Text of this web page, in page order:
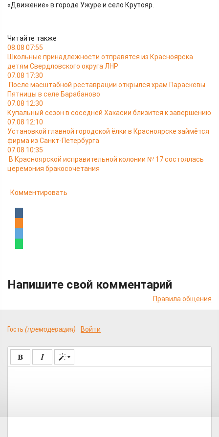
«Движение» в городе Ужуре и село Крутояр.
Читайте также
08.08 07:55
Школьные принадлежности отправятся из Красноярска
детям Свердловского округа ЛНР
07.08 17:30
После масштабной реставрации открылся храм Параскевы
Пятницы в селе Барабаново
07.08 12:30
Купальный сезон в соседней Хакасии близится к завершению
07.08 12:10
Установкой главной городской ёлки в Красноярске займётся
фирма из Санкт-Петербурга
07.08 10:35
В Красноярской исправительной колонии № 17 состоялась
церемония бракосочетания
Комментировать
Напишите свой комментарий
Правила общения
Гость (премодерация) Войти